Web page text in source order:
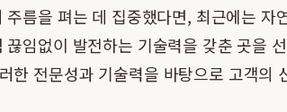
름을 펴는 데 집중했다면, 최근에는
임없이 발전하는 기술력을 갖춘 곳을
한 전문성과 기술력을 바탕으로 고객의